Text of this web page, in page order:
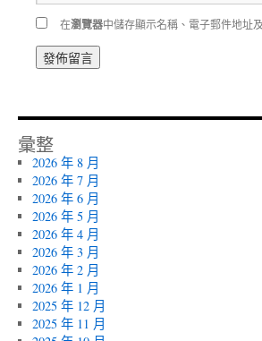
在瀏覽器中儲存顯示名稱、電子郵件地址
彙整
2026 年 8 月
2026 年 7 月
2026 年 6 月
2026 年 5 月
2026 年 4 月
2026 年 3 月
2026 年 2 月
2026 年 1 月
2025 年 12 月
2025 年 11 月